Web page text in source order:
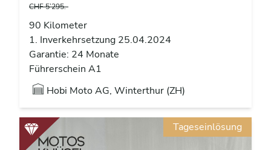
CHF 5’295.-
90 Kilometer
1. Inverkehrsetzung 25.04.2024
Garantie: 24 Monate
Führerschein A1
Hobi Moto AG, Winterthur (ZH)
Tageseinlösung